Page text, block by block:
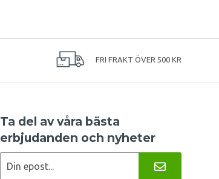
FRI FRAKT ÖVER 500 KR
Ta del av våra bästa
erbjudanden och nyheter